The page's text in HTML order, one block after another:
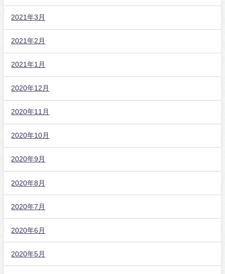
2021年3月
2021年2月
2021年1月
2020年12月
2020年11月
2020年10月
2020年9月
2020年8月
2020年7月
2020年6月
2020年5月